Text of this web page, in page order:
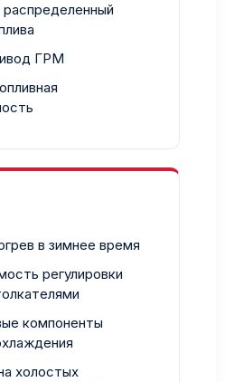
ГРМ
в зимнее время
регулировки
компоненты
холостых